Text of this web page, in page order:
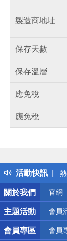
製造商地址
保存天數
保存溫層
應免稅
應免稅
活動快訊
關於我們
官網
主題活動 會員
會員專區 會員